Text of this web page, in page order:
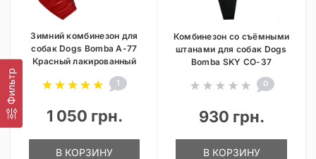
Фильтр
Зимний комбинезон для
собак Dogs Bomba A-77
Красный лакированный
1
1 050 грн.
В КОРЗИНУ
Комбинезон со съёмными
штанами для собак Dogs
Bomba SKY CO-37
0
930 грн.
В КОРЗИНУ